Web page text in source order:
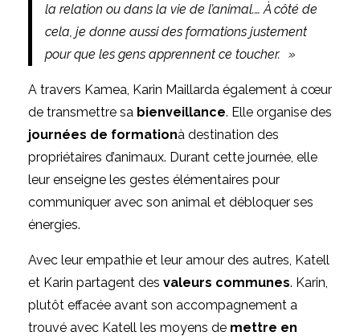
la relation ou dans la vie de l’animal.… À côté de
cela, je donne aussi des formations justement
pour que les gens apprennent ce toucher. »
A travers Kamea, Karin Maillarda également à cœur
de transmettre sa bienveillance. Elle organise des
journées de formationà destination des
propriétaires d’animaux. Durant cette journée, elle
leur enseigne les gestes élémentaires pour
communiquer avec son animal et débloquer ses
énergies.
Avec leur empathie et leur amour des autres, Katell
et Karin partagent des valeurs communes. Karin,
plutôt effacée avant son accompagnement a
trouvé avec Katell les moyens de mettre en